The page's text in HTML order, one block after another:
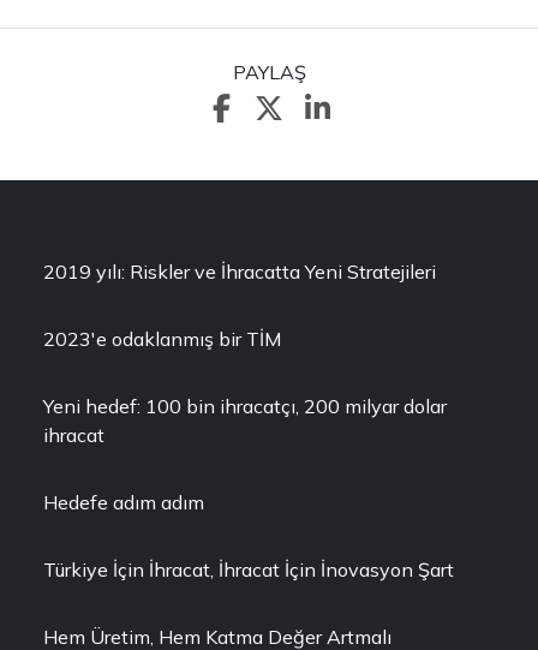
PAYLAŞ
2019 yılı: Riskler ve İhracatta Yeni Stratejileri
2023'e odaklanmış bir TİM
Yeni hedef: 100 bin ihracatçı, 200 milyar dolar
ihracat
Hedefe adım adım
Türkiye İçin İhracat, İhracat İçin İnovasyon Şart
Hem Üretim, Hem Katma Değer Artmalı